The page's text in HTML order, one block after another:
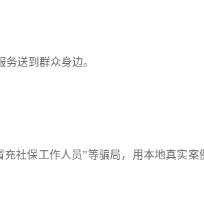
务送到群众身边。
充社保工作人员”等骗局，用本地真实案